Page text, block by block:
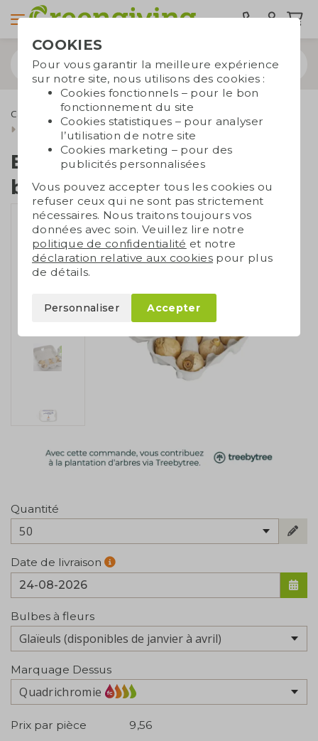
Cadeaux d'affaires écologiques
Bulbes de fleurs
Boîte à œufs avec 6 bulbes à fleurs
Boîte à œufs avec 6
bulbes à fleurs
Quantité
50
Date de livraison
Bulbes à fleurs
Marquage Dessus
Quadrichromie
Prix par pièce
9,56
COOKIES
Pour vous garantir la meilleure expérience
sur notre site, nous utilisons des cookies :
Cookies fonctionnels – pour le bon
fonctionnement du site
Cookies statistiques – pour analyser
l’utilisation de notre site
Cookies marketing – pour des
publicités personnalisées
Vous pouvez accepter tous les cookies ou
refuser ceux qui ne sont pas strictement
nécessaires. Nous traitons toujours vos
données avec soin. Veuillez lire notre
politique de confidentialité et notre
déclaration relative aux cookies pour plus
de détails.
Personnaliser Accepter